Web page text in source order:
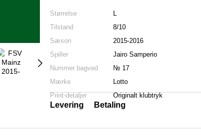
Størrelse
L
Tilstand
8/10
Sæson
2015-2016
Spiller
Jairo Samperio
Nummer bagved
№ 17
Mærke
Lotto
Print-detaljer
Originalt klubtryk
Levering Betaling